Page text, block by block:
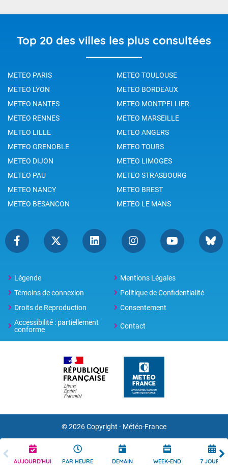
AUJOURD'HUI PAR HEURE DEMAIN WEEK-END 7 JOURS
Top 20 des villes les plus consultées
METEO PARIS
METEO TOULOUSE
METEO LYON
METEO BORDEAUX
METEO NANTES
METEO MONTPELLIER
METEO RENNES
METEO MARSEILLE
METEO LILLE
METEO ANGERS
METEO GRENOBLE
METEO TOURS
METEO DIJON
METEO LIMOGES
METEO PAU
METEO STRASBOURG
METEO NANCY
METEO BREST
METEO BESANCON
METEO LE MANS
Légende
Mentions Légales
Témoins de connexion
Politique de Confidentialité
Droits de Reproduction
Consentement
Accessibilité : partiellement
conforme
Contact
© 2026 Copyright - Météo-France